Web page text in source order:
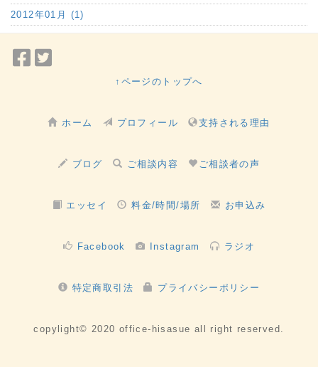
2012年01月 (1)
Facebook
ェ
↑ページのトップへ
ホーム プロフィール 支持される理由
ブログ ご相談内容 ご相談者の声
エッセイ 料金/時間/場所 お申込み
Facebook Instagram ラジオ
特定商取引法 プライバシーポリシー
copylight© 2020 office-hisasue all right reserved.